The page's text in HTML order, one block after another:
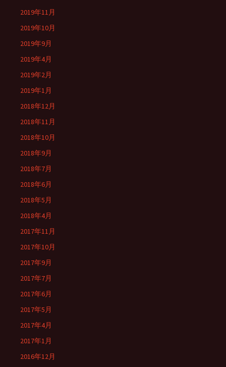
2019年11月
2019年10月
2019年9月
2019年4月
2019年2月
2019年1月
2018年12月
2018年11月
2018年10月
2018年9月
2018年7月
2018年6月
2018年5月
2018年4月
2017年11月
2017年10月
2017年9月
2017年7月
2017年6月
2017年5月
2017年4月
2017年1月
2016年12月